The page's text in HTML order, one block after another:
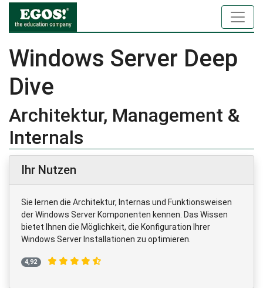
Windows Server Deep
Dive
Architektur, Management &
Internals
Ihr Nutzen
Sie lernen die Architektur, Internas und Funktionsweisen
der Windows Server Komponenten kennen. Das Wissen
bietet Ihnen die Möglichkeit, die Konfiguration Ihrer
Windows Server Installationen zu optimieren.
4,92